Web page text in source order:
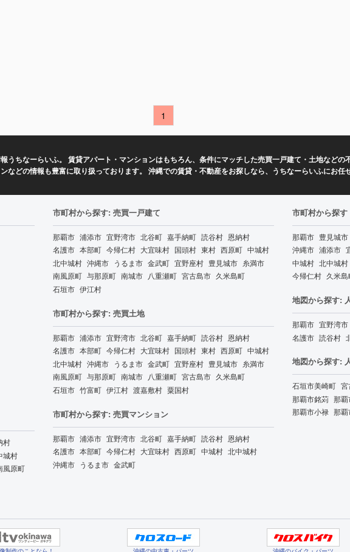
1
うちなーらいふ。 賃貸アパート・マンションはもちろん、条件にマッチした売買一戸建て・土地など
などの情報も豊富に取り扱っております。 沖縄での賃貸・不動産をお探しなら、うちなーらいふにお任
村
城村
風原町
市町村から探す: 売買一戸建て
那覇市 浦添市 宜野湾市 北谷町 嘉手納町 読谷村 恩納村
名護市 本部町 今帰仁村 大宜味村 国頭村 東村 西原町 中城村
北中城村 沖縄市 うるま市 金武町 宜野座村 豊見城市 糸満市
南風原町 与那原町 南城市 八重瀬町 宮古島市 久米島町
石垣市 伊江村
市町村から探す: 売買土地
那覇市 浦添市 宜野湾市 北谷町 嘉手納町 読谷村 恩納村
名護市 本部町 今帰仁村 大宜味村 国頭村 東村 西原町 中城村
北中城村 沖縄市 うるま市 金武町 宜野座村 豊見城市 糸満市
南風原町 与那原町 南城市 八重瀬町 宮古島市 久米島町
石垣市 竹富町 伊江村 渡嘉敷村 粟国村
市町村から探す: 売買マンション
那覇市 浦添市 宜野湾市 北谷町 嘉手納町 読谷村 恩納村
名護市 本部町 今帰仁村 大宜味村 西原町 中城村 北中城村
沖縄市 うるま市 金武町
市町村から探
那覇市 豊見城市
沖縄市 浦添市
中城村 北中城村
今帰仁村 久米島
地図から探す:
那覇市 宜野湾市
名護市 読谷村
地図から探す:
石垣市美崎町 宮
那覇市銘苅 那覇
那覇市小禄 那覇